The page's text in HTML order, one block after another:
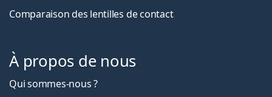
Comparaison des lentilles de contact
À propos de nous
Qui sommes-nous ?